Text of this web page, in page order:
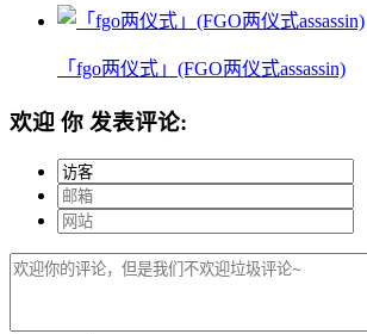
「fgo两仪式」(FGO两仪式assassin)
欢迎 你 发表评论: